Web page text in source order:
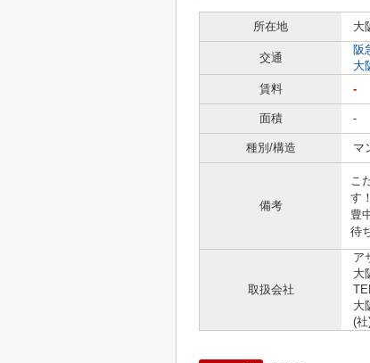
所在地
大
交通
阪
大
賃料
-
面積 -
種別/構造 マ
備考
こ
す
豊
待
取扱会社
ア
大
大
(